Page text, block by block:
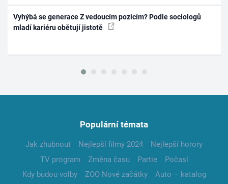
Vyhýbá se generace Z vedoucím pozicím? Podle sociologů
mladí kariéru obětují jistotě
Populární témata
Jak zhubnout Nejlepší filmy 2024
Nejlepší horory
TV program
Změna času Partie
Počasí
Kdy budou volby
ZOO Nové začátky
Auto – katalog